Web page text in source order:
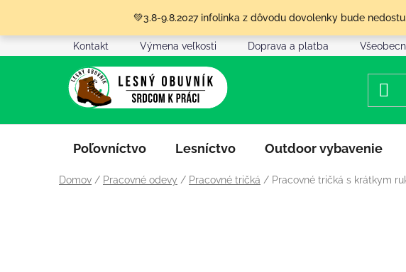
obsah
💚3.8-9.8.2027 infolinka z dôvodu dovolenky bude
Kontakt Výmena veľkosti Doprava a platba
Poľovníctvo Lesníctvo Outdoor vybavenie
Domov / Pracovné odevy / Pracovné tričká / Pracovné tričká s krátkym